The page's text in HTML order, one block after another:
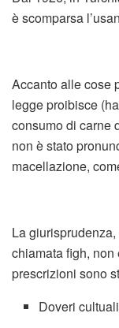
è scomparsa
Accanto alle cose
legge proibisce
consumo di carne
non è stato
macellazione,
La
chiamata figh,
prescrizioni sono
Doveri